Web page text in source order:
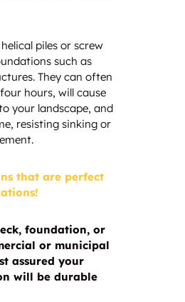
piles or screw
such as
They can often
hours, will cause
your landscape, and
resisting sinking or
that are perfect
foundation, or
or municipal
assured your
will be durable